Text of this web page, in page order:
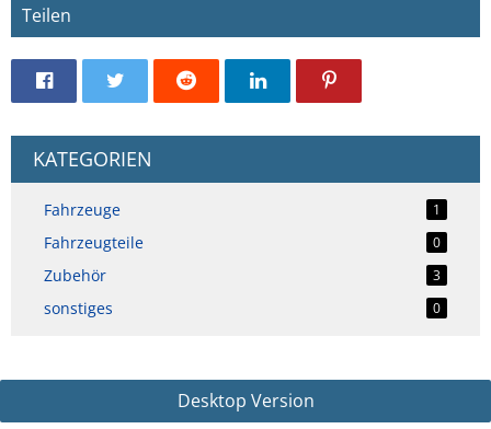
Teilen
KATEGORIEN
Fahrzeuge 1
Fahrzeugteile 0
Zubehör 3
sonstiges 0
Desktop Version